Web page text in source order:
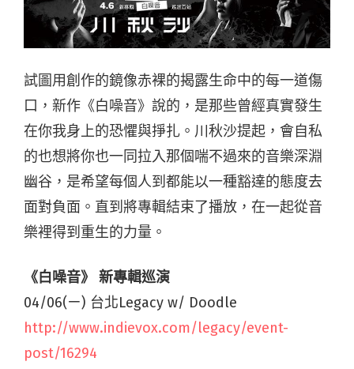
試圖用創作的鏡像赤裸的揭露生命中的每一道傷
口，新作《白噪音》說的，是那些曾經真實發生
在你我身上的恐懼與掙扎。川秋沙提起，會自私
的也想將你也一同拉入那個喘不過來的音樂深淵
幽谷，是希望每個人到都能以一種豁達的態度去
面對負面。直到將專輯結束了播放，在一起從音
樂裡得到重生的力量。
《白噪音》 新專輯巡演
04/06(ㄧ) 台北Legacy w/ Doodle
http://www.indievox.com/legacy/event-
post/16294